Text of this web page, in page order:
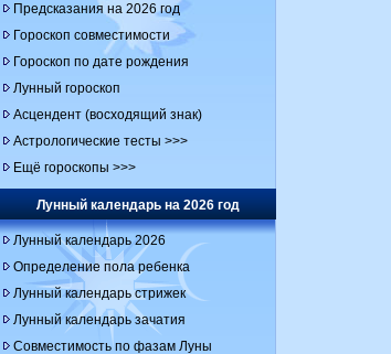
Предсказания на 2026 год
Гороскоп совместимости
Гороскоп по дате рождения
Лунный гороскоп
Асцендент (восходящий знак)
Астрологические тесты >>>
Ещё гороскопы >>>
Лунный календарь на 2026 год
Лунный календарь 2026
Определение пола ребенка
Лунный календарь стрижек
Лунный календарь зачатия
Совместимость по фазам Луны